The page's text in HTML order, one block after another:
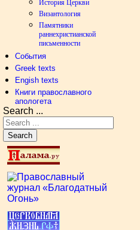
История Церкви
Византология
Памятники
раннехристианской
письменности
События
Greek texts
Engish texts
Книги православного
апологета
Search ...
Search